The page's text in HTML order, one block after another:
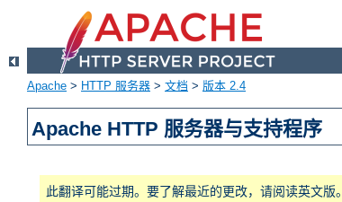
Apache > HTTP 服务器 > 文档 > 版本 2.4
Apache HTTP 服务器与支持程序
此翻译可能过期。要了解最近的更改，请阅读英文版。